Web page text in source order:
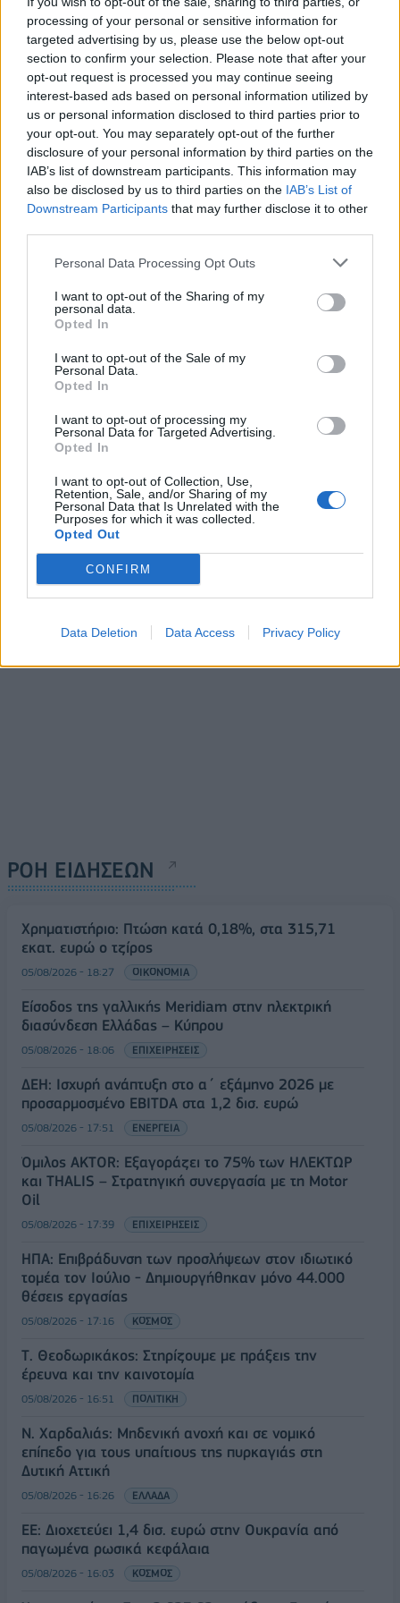
processing of your personal or sensitive information for
targeted advertising by us, please use the below opt-out
section to confirm your selection. Please note that after your
opt-out request is processed you may continue seeing
interest-based ads based on personal information utilized by
us or personal information disclosed to third parties prior to
your opt-out. You may separately opt-out of the further
disclosure of your personal information by third parties on the
IAB’s list of downstream participants. This information may
also be disclosed by us to third parties on the IAB’s List of
Downstream Participants that may further disclose it to other
Personal Data Processing Opt Outs
I want to opt-out of the Sharing of my
personal data.
Opted In
I want to opt-out of the Sale of my
Personal Data.
Opted In
I want to opt-out of processing my
Personal Data for Targeted Advertising.
Opted In
I want to opt-out of Collection, Use,
Retention, Sale, and/or Sharing of my
Personal Data that Is Unrelated with the
Purposes for which it was collected.
Opted Out
CONFIRM
Data Deletion Data Access Privacy Policy
Η συμφωνία Arval-Athlon αναδιαμορφώνει την αγορά leasing
VW: Η δύσκολη εξίσωση της
αναδιάρθρωσης
Alpha Bank: Για πρώτη φορά το
Αρχαίο Θέατρο Επιδαύρου
άνοιξε τις πύλες του σε όλους
βιωσιμότητα σε καθημερινή πράξη
Stoiximan: «Πού ήσουν;» στις μεγάλες στιγμές του Ολυμπιακού
ΠΕΡΙΣΣΌΤΕΡΑ ΣΕ ΑΥΤΉ ΤΗΝ ΚΑΤΗΓΟΡΊΑ
EMFI: Κάμψη μεγεθών για
την χρήση του 2019
30/07/2020 - 13:33
ΡΟΗ ΕΙΔΗΣΕΩΝ
Χρηματιστήριο: Πτώση κατά 0,18%, στα 315,71
εκατ. ευρώ ο τζίρος
05/08/2026 - 18:27 ΟΙΚΟΝΟΜΙΑ
Είσοδος της γαλλικής Meridiam στην ηλεκτρική
διασύνδεση Ελλάδας – Κύπρου
05/08/2026 - 18:06 ΕΠΙΧΕΙΡΗΣΕΙΣ
ΔΕΗ: Ισχυρή ανάπτυξη στο α΄ εξάμηνο 2026 με
προσαρμοσμένο EBITDA στα 1,2 δισ. ευρώ
05/08/2026 - 17:51 ΕΝΕΡΓΕΙΑ
Όμιλος AKTOR: Εξαγοράζει το 75% των ΗΛΕΚΤΩΡ
και THALIS – Στρατηγική συνεργασία με τη Motor
Oil
05/08/2026 - 17:39 ΕΠΙΧΕΙΡΗΣΕΙΣ
ΗΠΑ: Επιβράδυνση των προσλήψεων στον ιδιωτικό
τομέα τον Ιούλιο - Δημιουργήθηκαν μόνο 44.000
θέσεις εργασίας
05/08/2026 - 17:16 ΚΟΣΜΟΣ
Τ. Θεοδωρικάκος: Στηρίζουμε με πράξεις την
έρευνα και την καινοτομία
05/08/2026 - 16:51 ΠΟΛΙΤΙΚΗ
Ν. Χαρδαλιάς: Μηδενική ανοχή και σε νομικό
επίπεδο για τους υπαίτιους της πυρκαγιάς στη
Δυτική Αττική
05/08/2026 - 16:26 ΕΛΛΑΔΑ
ΕΕ: Διοχετεύει 1,4 δισ. ευρώ στην Ουκρανία από
παγωμένα ρωσικά κεφάλαια
05/08/2026 - 16:03 ΚΟΣΜΟΣ